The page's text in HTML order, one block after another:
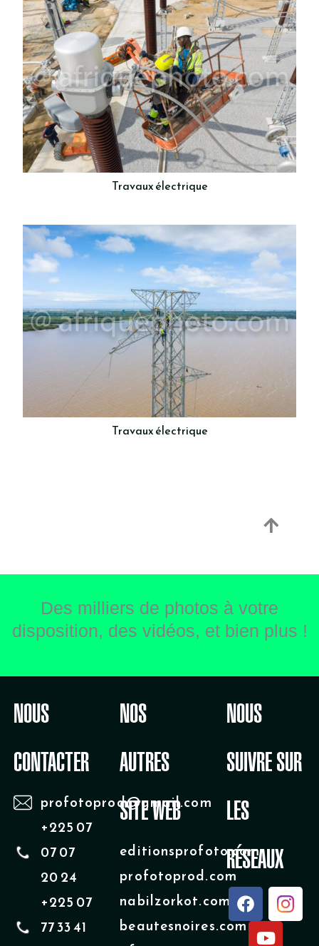
Travaux électrique
Travaux électrique
Des milliers de photos à votre
disposition, des vidéos, et bien plus !
NOUS
CONTACTER
profotoprod@gmail.com
+225 07
07 07
20 24
+225 07
77 33 41
NOS
AUTRES
SITE WEB
editionsprofoto.com
profotoprod.com
nabilzorkot.com
beautesnoires.com
NOUS
SUIVRE SUR
LES
RÉSEAUX
F
a
c
Y
u